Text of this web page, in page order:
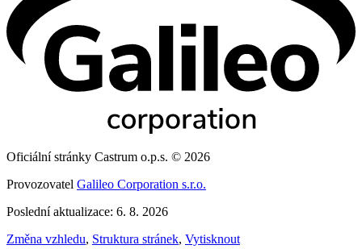
Oficiální stránky Castrum o.p.s. © 2026
Provozovatel Galileo Corporation s.r.o.
Poslední aktualizace: 6. 8. 2026
Změna vzhledu, Struktura stránek, Vytisknout